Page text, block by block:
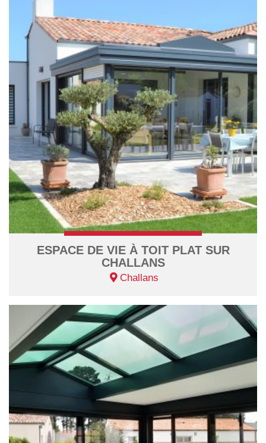
ESPACE DE VIE À TOIT PLAT SUR
CHALLANS
Challans